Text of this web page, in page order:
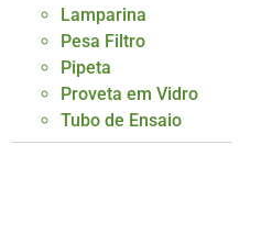
Lamparina
Pesa Filtro
Pipeta
Proveta em Vidro
Tubo de Ensaio